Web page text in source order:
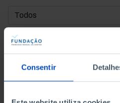
Consentir
DATA DE INÍCIO
DATA DE FIM